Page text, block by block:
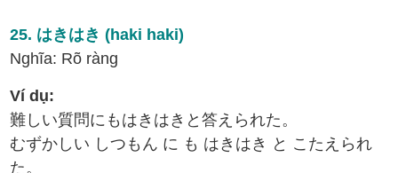
25. はきはき (haki haki)
Nghĩa: Rõ ràng
Ví dụ:
難しい質問にもはきはきと答えられた。
むずかしい しつもん に も はきはき と こたえられ
た。